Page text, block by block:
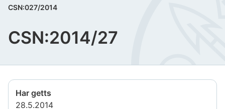
CSN:027/2014
CSN:2014/27
Har getts
28.5.2014